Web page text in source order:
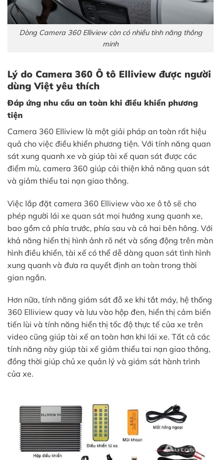
Dòng Camera 360 Elliview còn có nhiều tính năng thông
minh
Lý do Camera 360 Ô tô Elliview được người
dùng Việt yêu thích
Đáp ứng nhu cầu an toàn khi điều khiển phương
tiện
Camera 360 Elliview là một giải pháp an toàn rất hiệu
quả cho việc điều khiển phương tiện. Với tính năng quan
sát xung quanh xe và giúp tài xế quan sát được các
điểm mù, camera 360 giúp cải thiện khả năng quan sát
và giảm thiểu tai nạn giao thông.
Việc lắp đặt camera 360 Elliview vào xe ô tô sẽ cho
phép người lái xe quan sát mọi hướng xung quanh xe,
bao gồm cả phía trước, phía sau và cả hai bên hông. Với
khả năng hiển thị hình ảnh rõ nét và sống động trên màn
hình điều khiển, tài xế có thể dễ dàng quan sát tình hình
xung quanh và đưa ra quyết định an toàn trong thời
gian ngắn.
Hơn nữa, tính năng giám sát đỗ xe khi tắt máy, hệ thống
360 Elliview quay và lưu vào hộp đen, hiển thị cảm biến
tiến lùi và tính năng hiển thị tốc độ thực tế của xe trên
video cũng giúp tài xế an toàn hơn khi lái xe. Tất cả các
tính năng này giúp tài xế giảm thiểu tai nạn giao thông,
đồng thời giúp chủ xe quản lý và giám sát hành trình
của xe.